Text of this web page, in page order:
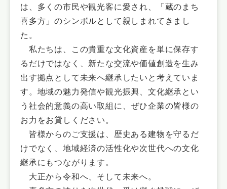
は、多くの市民や観光客に愛され、「蔵のまち
喜多方」のシンボルとして親しまれてきまし
た。
私たちは、この貴重な文化資産を単に保存す
るだけではなく、新たな交流や価値創造を生み
出す拠点として未来へ継承したいと考えていま
す。地域の魅力発信や観光振興、文化継承とい
う社会的意義の高い取組に、ぜひ企業の皆様の
お力をお貸しください。
皆様からのご支援は、歴史ある建物を守るだ
けでなく、地域経済の活性化や次世代への文化
継承にもつながります。
大正から令和へ、そして未来へ。